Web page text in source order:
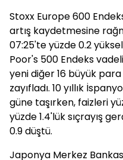
Stoxx Europe 600
artış kaydetmesine
07:25'te yüzde 0.2
Poor's 500 Endeks
yeni diğer 16 büyük para
zayıfladı. 10 yıllık
güne taşırken, faizleri
yüzde 1.4'lük sıçrayış
0.9 düştü.
Japonya Merkez